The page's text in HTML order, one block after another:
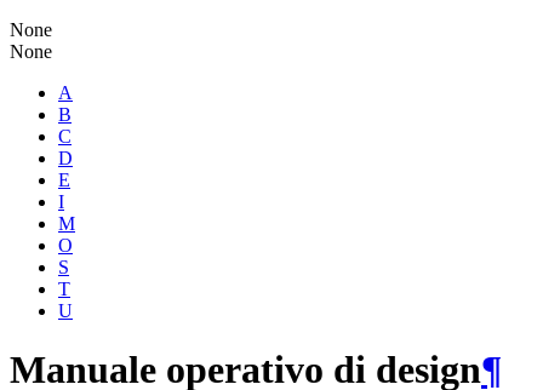
None
None
A
B
C
D
E
I
M
O
S
T
U
Manuale operativo di design¶